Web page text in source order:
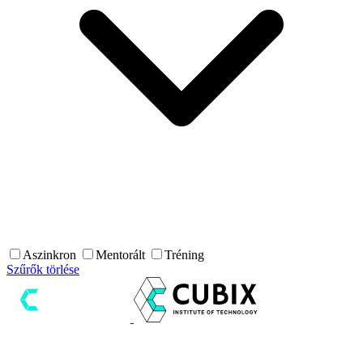
Aszinkron Mentorált
Tréning
Szűrők törlése